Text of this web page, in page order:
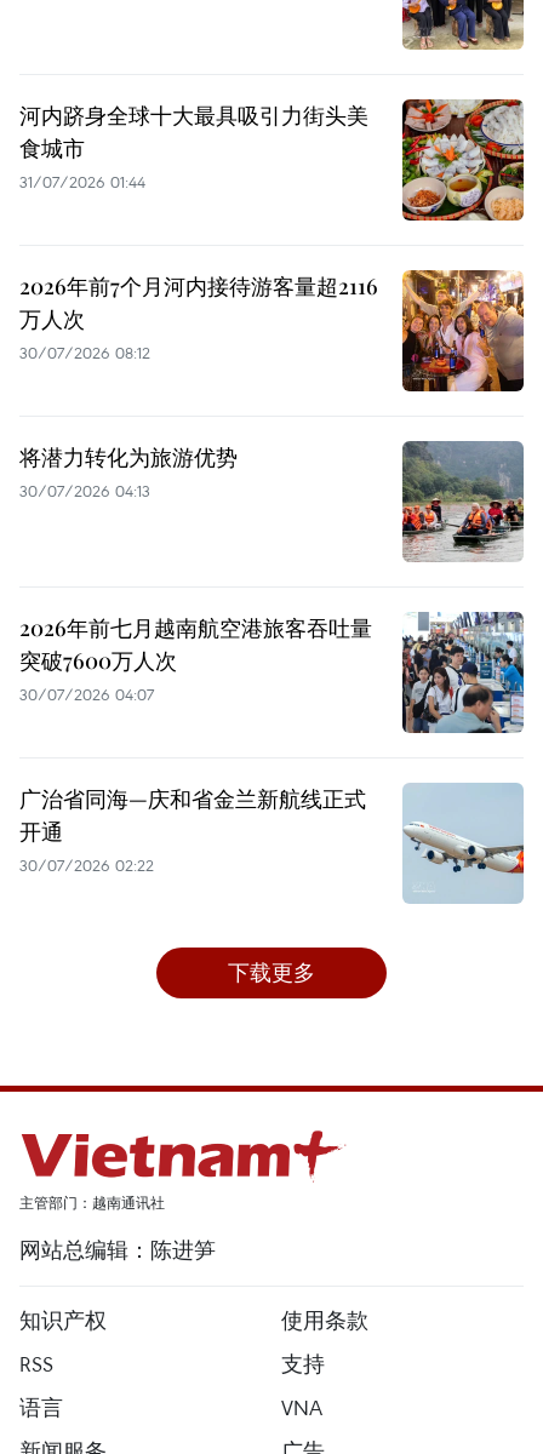
河内跻身全球十大最具吸引力街头美
食城市
31/07/2026 01:44
2026年前7个月河内接待游客量超2116
万人次
30/07/2026 08:12
将潜力转化为旅游优势
30/07/2026 04:13
2026年前七月越南航空港旅客吞吐量
突破7600万人次
30/07/2026 04:07
广治省同海—庆和省金兰新航线正式
开通
30/07/2026 02:22
下载更多
主管部门：越南通讯社
网站总编辑：陈进笋
知识产权
使用条款
RSS
支持
语言
VNA